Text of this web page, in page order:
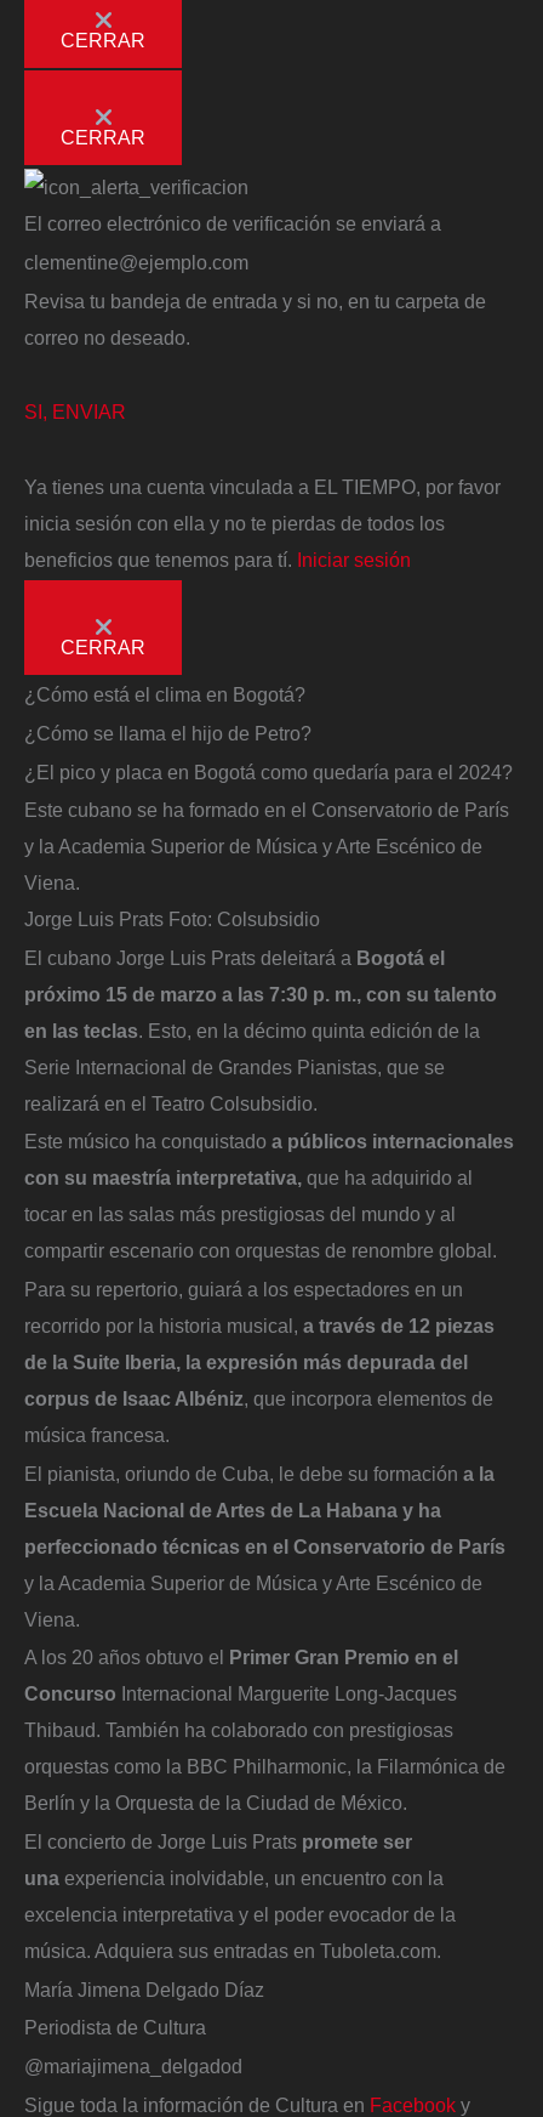
CERRAR
CERRAR
El correo electrónico de verificación se enviará a
clementine@ejemplo.com
Revisa tu bandeja de entrada y si no, en tu carpeta de
correo no deseado.
SI, ENVIAR
Ya tienes una cuenta vinculada a EL TIEMPO, por favor
inicia sesión con ella y no te pierdas de todos los
beneficios que tenemos para tí. Iniciar sesión
CERRAR
¿Cómo está el clima en Bogotá?
¿Cómo se llama el hijo de Petro?
¿El pico y placa en Bogotá como quedaría para el 2024?
Este cubano se ha formado en el Conservatorio de París
y la Academia Superior de Música y Arte Escénico de
Viena.
Jorge Luis Prats Foto: Colsubsidio
El cubano Jorge Luis Prats deleitará a Bogotá el
próximo 15 de marzo a las 7:30 p. m., con su talento
en las teclas. Esto, en la décimo quinta edición de la
Serie Internacional de Grandes Pianistas, que se
realizará en el Teatro Colsubsidio.
Este músico ha conquistado a públicos internacionales
con su maestría interpretativa, que ha adquirido al
tocar en las salas más prestigiosas del mundo y al
compartir escenario con orquestas de renombre global.
Para su repertorio, guiará a los espectadores en un
recorrido por la historia musical, a través de 12 piezas
de la Suite Iberia, la expresión más depurada del
corpus de Isaac Albéniz, que incorpora elementos de
música francesa.
El pianista, oriundo de Cuba, le debe su formación a la
Escuela Nacional de Artes de La Habana y ha
perfeccionado técnicas en el Conservatorio de París
y la Academia Superior de Música y Arte Escénico de
Viena.
A los 20 años obtuvo el
Primer Gran Premio en el
Concurso Internacional Marguerite Long-Jacques
Thibaud. También ha colaborado con prestigiosas
orquestas como la BBC Philharmonic, la Filarmónica de
Berlín y la Orquesta de la Ciudad de México.
El concierto de Jorge Luis Prats promete ser
una experiencia inolvidable, un encuentro con la
excelencia interpretativa y el poder evocador de la
música. Adquiera sus entradas en Tuboleta.com.
María Jimena Delgado Díaz
Periodista de Cultura
@mariajimena_delgadod
Sigue toda la información de Cultura en Facebook y